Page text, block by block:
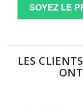
SOYEZ LE
LES